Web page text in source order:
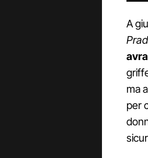
A
ma
per